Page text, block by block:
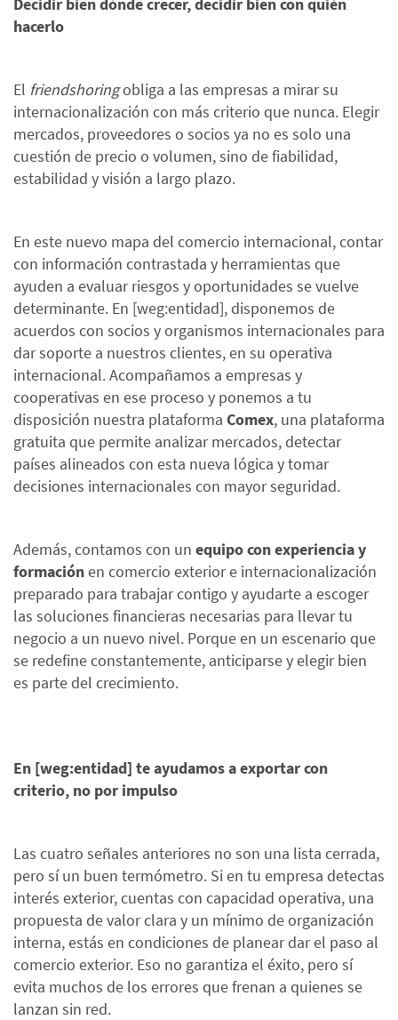
hacerlo
El friendshoringobliga a las empresas a mirar su
internacionalización con más criterio que nunca. Elegir
mercados, proveedores o socios ya no es solo una
cuestión de precio o volumen, sino de fiabilidad,
estabilidad y visión a largo plazo.
En este nuevo mapa del comercio internacional, contar
con información contrastada y herramientas que
ayuden a evaluar riesgos y oportunidades se vuelve
determinante. En [weg:entidad], disponemos de
acuerdos con socios y organismos internacionales para
dar soporte a nuestros clientes, en su operativa
internacional. Acompañamos a empresas y
cooperativas en ese proceso y ponemos a tu
disposición nuestra plataforma Comex, una plataforma
gratuita que permite analizar mercados, detectar
países alineados con esta nueva lógica y tomar
decisiones internacionales con mayor seguridad.
Además, contamos con un equipo con experiencia y
formaciónen comercio exterior e internacionalización
preparado para trabajar contigo y ayudarte a escoger
las soluciones financieras necesarias para llevar tu
negocio a un nuevo nivel. Porque en un escenario que
se redefine constantemente, anticiparse y elegir bien
es parte del crecimiento.
En [weg:entidad] te ayudamos a exportar con
criterio, no por impulso
Las cuatro señales anteriores no son una lista cerrada,
pero sí un buen termómetro. Si en tu empresa detectas
interés exterior, cuentas con capacidad operativa, una
propuesta de valor clara y un mínimo de organización
interna, estás en condiciones de planear dar el paso al
comercio exterior. Eso no garantiza el éxito, pero sí
evita muchos de los errores que frenan a quienes se
lanzan sin red.